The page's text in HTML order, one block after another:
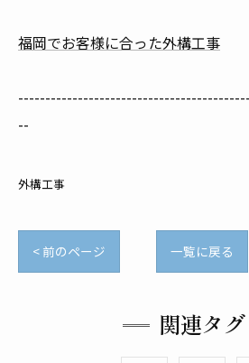
福岡でお客様に合った外構工事
--
外構工事
< 前のページ 一覧に戻る
関連タグ